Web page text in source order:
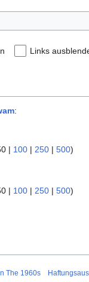
Links
:
| 100 | 250 | 500)
| 100 | 250 | 500)
The 1960s